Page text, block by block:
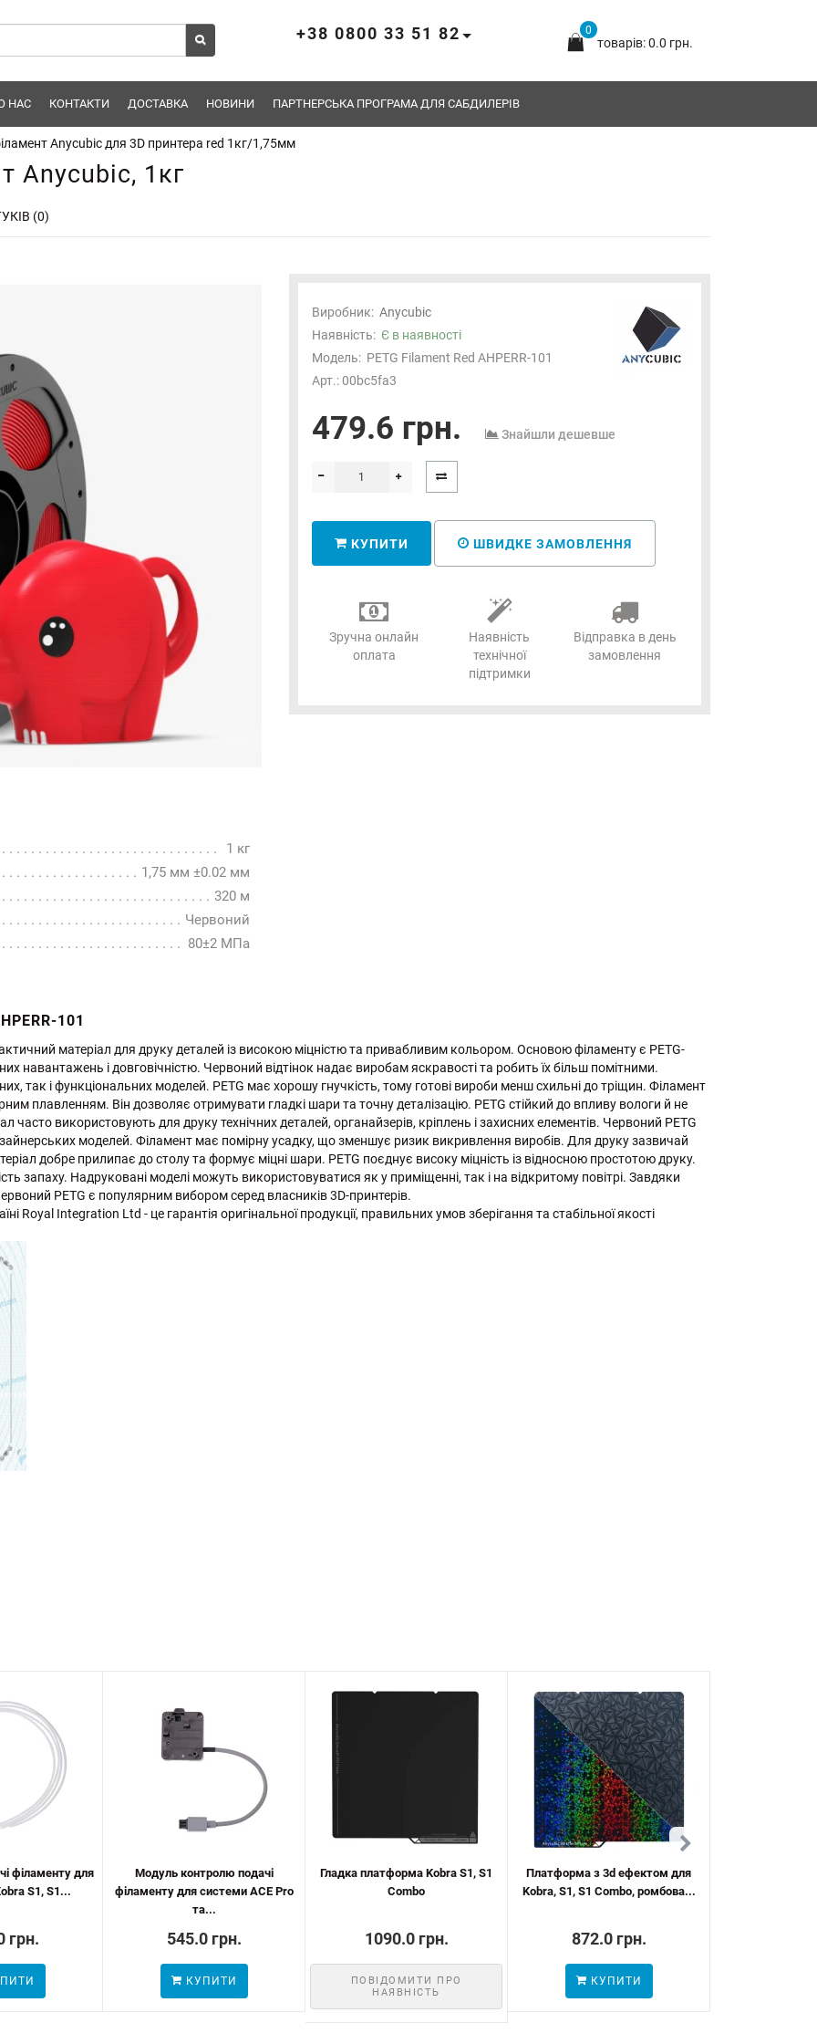
0
товарів: 0.0 грн.
+38 0800 33 51 82
НАС КОНТАКТИ ДОСТАВКА НОВИНИ ПАРТНЕРСЬКА ПРОГРАМА ДЛЯ САБДИЛЕРІВ
Anycubic для 3D принтера red 1кг/1,75мм
Anycubic, 1кг
(0)
1 кг
1,75 мм ±0.02 мм
320 м
Червоний
80±2 МПа
Виробник: Anycubic
Наявність: Є в наявності
Модель: PETG Filament Red AHPERR-101
Арт.: 00bc5fa3
479.6 грн. Знайшли дешевше
КУПИТИ ШВИДКЕ ЗАМОВЛЕННЯ
Зручна онлайн
оплата
Наявність
технічної
підтримки
Відправка в день
замовлення
101
матеріал для друку деталей із високою міцністю та привабливим кольором. Основою філаменту є PETG-
навантажень і довговічністю. Червоний відтінок надає виробам яскравості та робить їх більш помітними.
так і функціональних моделей. PETG має хорошу гнучкість, тому готові вироби менш схильні до тріщин. Філамент
плавленням. Він дозволяє отримувати гладкі шари та точну деталізацію. PETG стійкий до впливу вологи й не
часто використовують для друку технічних деталей, органайзерів, кріплень і захисних елементів. Червоний PETG
моделей. Філамент має помірну усадку, що зменшує ризик викривлення виробів. Для друку зазвичай
добре прилипає до столу та формує міцні шари. PETG поєднує високу міцність із відносною простотою друку.
запаху. Надруковані моделі можуть використовуватися як у приміщенні, так і на відкритому повітрі. Завдяки
PETG є популярним вибором серед власників 3D-принтерів.
Royal Integration Ltd - це гарантія оригінальної продукції, правильних умов зберігання та стабільної якості
філаменту для
S1, S1...
грн.
Модуль контролю подачі
філаменту для системи ACE Pro
та...
545.0 грн.
КУПИТИ
Гладка платформа Kobra S1, S1
Combo
1090.0 грн.
ПОВІДОМИТИ ПРО
НАЯВНІСТЬ
Платформа з 3d ефектом для
Kobra, S1, S1 Combo, ромбова...
872.0 грн.
КУПИТИ